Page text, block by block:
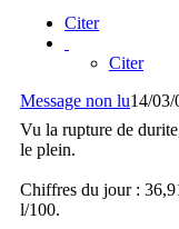
Citer
Citer
Message non lu14/03/
Vu la rupture de
le plein.
Chiffres du jour :
l/100.